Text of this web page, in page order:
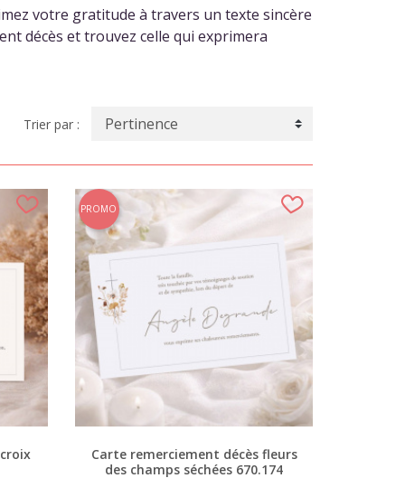
votre gratitude à travers un texte sincère
décès et trouvez celle qui exprimera
Trier par :
Carte remerciement décès fleurs
des champs séchées 670.174
PROMO